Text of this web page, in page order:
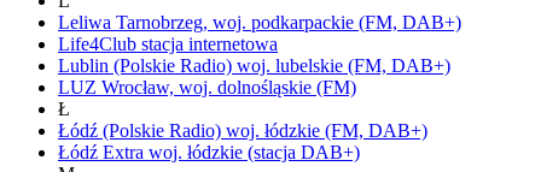
Leliwa Tarnobrzeg, woj. podkarpackie (FM, DAB+)
Life4Club stacja internetowa
Lublin (Polskie Radio) woj. lubelskie (FM, DAB+)
LUZ Wrocław, woj. dolnośląskie (FM)
Ł
Łódź (Polskie Radio) woj. łódzkie (FM, DAB+)
Łódź Extra woj. łódzkie (stacja DAB+)